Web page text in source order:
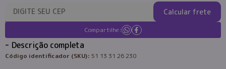
Calcular frete
Compartilhe:
Descrição completa
Código identificador (SKU): 51 13 31 26 230